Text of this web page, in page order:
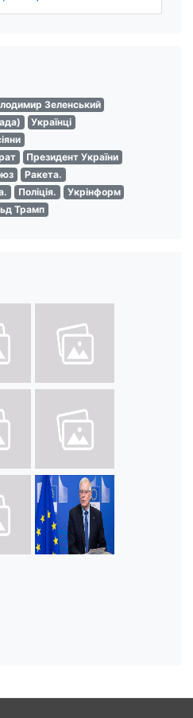
Зеленський
Українці
Президент України
Ракета.
Поліція.
Укрінформ
Трамп